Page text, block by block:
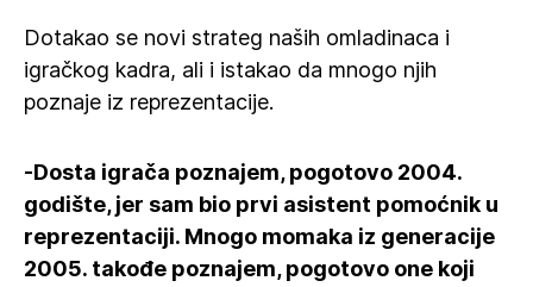
Dotakao se novi strateg naših omladinaca i
igračkog kadra, ali i istakao da mnogo njih
poznaje iz reprezentacije.
-Dosta igrača poznajem, pogotovo 2004.
godište, jer sam bio prvi asistent pomoćnik u
reprezentaciji. Mnogo momaka iz generacije
2005. takođe poznajem, pogotovo one koji